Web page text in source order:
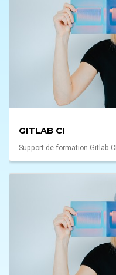
GITLAB CI
Support de formation Gitlab CI